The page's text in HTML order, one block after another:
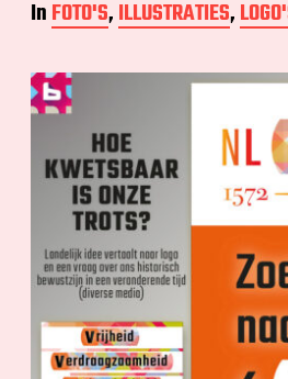
InFOTO'S,ILLUSTRATIES,